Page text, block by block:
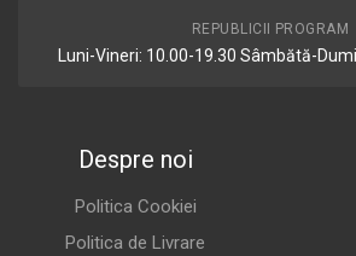
REPUBLICII PROGRAM
Luni-Vineri: 10.00-19.30 Sâmbătă-
Despre noi
Politica Cookiei
Politica de Livrare